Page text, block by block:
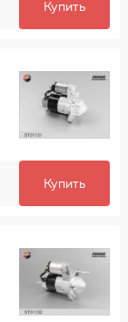
Купить
Купить